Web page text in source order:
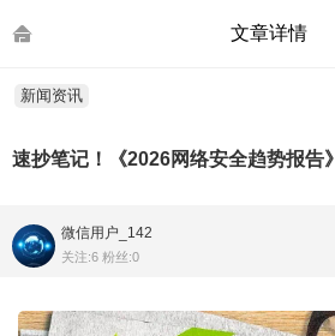
文章详情
新闻资讯
速抄笔记！《2026网络安全趋势报告
微信用户_142
关注:6 粉丝:0